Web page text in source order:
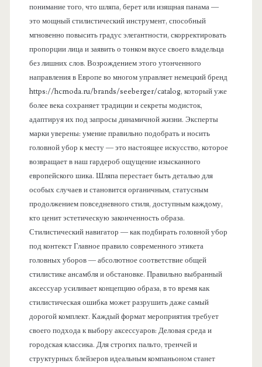
понимание того, что шляпа, берет или изящная панама —
это мощный стилистический инструмент, способный
мгновенно повысить градус элегантности, скорректировать
пропорции лица и заявить о тонком вкусе своего владельца
без лишних слов. Возрождением этого утонченного
направления в Европе во многом управляет немецкий бренд
https://hcmoda.ru/brands/seeberger/catalog, который уже
более века сохраняет традиции и секреты модисток,
адаптируя их под запросы динамичной жизни. Эксперты
марки уверены: умение правильно подобрать и носить
головной убор к месту — это настоящее искусство, которое
возвращает в наш гардероб ощущение изысканного
европейского шика. Шляпа перестает быть деталью для
особых случаев и становится органичным, статусным
продолжением повседневного стиля, доступным каждому,
кто ценит эстетическую законченность образа.
Стилистический навигатор — как подбирать головной убор
под контекст Главное правило современного этикета
головных уборов — абсолютное соответствие общей
стилистике ансамбля и обстановке. Правильно выбранный
аксессуар усиливает концепцию образа, в то время как
стилистическая ошибка может разрушить даже самый
дорогой комплект. Каждый формат мероприятия требует
своего подхода к выбору аксессуаров: Деловая среда и
городская классика. Для строгих пальто, тренчей и
структурных блейзеров идеальным компаньоном станет